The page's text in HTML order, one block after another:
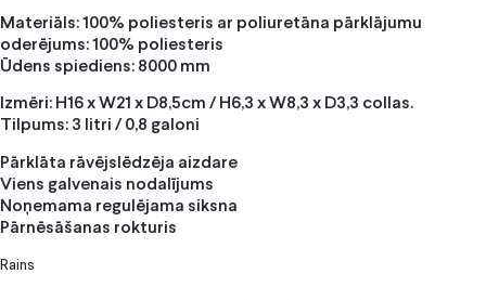
Materiāls: 100% poliesteris ar poliuretāna pārklājumu
oderējums: 100% poliesteris
Ūdens spiediens: 8000 mm
Izmēri: H16 x W21 x D8,5cm / H6,3 x W8,3 x D3,3 collas.
Tilpums: 3 litri / 0,8 galoni
Pārklāta rāvējslēdzēja aizdare
Viens galvenais nodalījums
Noņemama regulējama siksna
Pārnēsāšanas rokturis
Rains